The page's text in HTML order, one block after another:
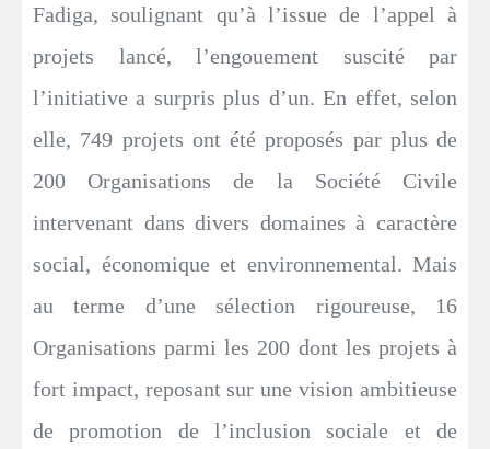
Fadiga, soulignant qu’à l’issue de l’appel à
projets lancé, l’engouement suscité par
l’initiative a surpris plus d’un. En effet, selon
elle, 749 projets ont été proposés par plus de
200 Organisations de la Société Civile
intervenant dans divers domaines à caractère
social, économique et environnemental. Mais
au terme d’une sélection rigoureuse, 16
Organisations parmi les 200 dont les projets à
fort impact, reposant sur une vision ambitieuse
de promotion de l’inclusion sociale et de